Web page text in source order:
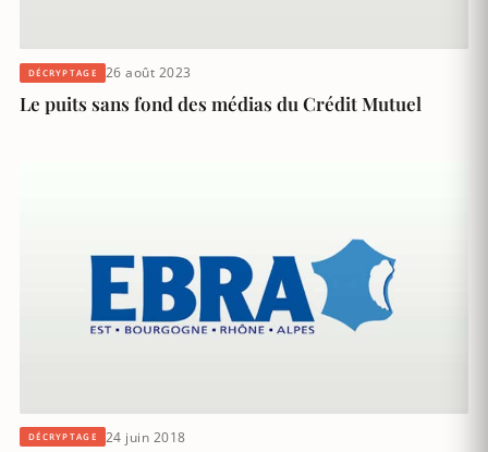
DÉCRYPTAGE 26 août 2023
Le puits sans fond des médias du Crédit Mutuel
DÉCRYPTAGE 24 juin 2018